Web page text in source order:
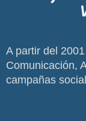
A partir del
Comunicación,
campañas